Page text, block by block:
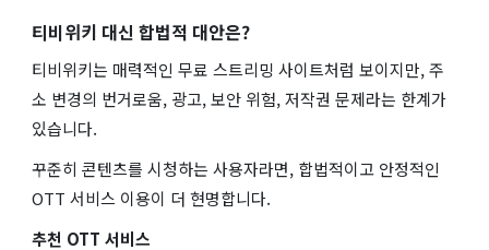
티비위키 대신 합법적 대안은?
티비위키는 매력적인 무료 스트리밍 사이트처럼 보이지만, 주
소 변경의 번거로움, 광고, 보안 위험, 저작권 문제라는 한계가
있습니다.
꾸준히 콘텐츠를 시청하는 사용자라면, 합법적이고 안정적인
OTT 서비스 이용이 더 현명합니다.
추천 OTT 서비스